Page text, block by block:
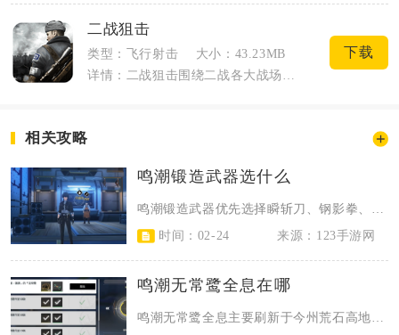
二战狙击
类型：飞行射击
大小：43.23MB
详情：二战狙击围绕二战各大战场展开单人射击玩法，玩家化身前线狙击手执行各类敌后作战...
下载
相关攻略
鸣潮锻造武器选什么
时间：02-24
来源：123手游网
鸣潮无常鹭全息在哪